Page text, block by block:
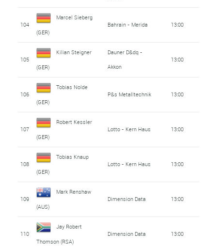
104
Marcel Sieberg
(GER)
Bahrain - Merida 13:00
105
Kilian Steigner
(GER)
Dauner D&dq -
Akkon
13:00
106
Tobias Nolde
(GER)
P&s Metalltechnik 13:00
107
Robert Kessler
(GER)
Lotto - Kern Haus 13:00
108
Tobias Knaup
(GER)
Lotto - Kern Haus 13:00
109
Mark Renshaw
(AUS)
Dimension Data 13:00
110
Jay Robert
Thomson (RSA)
Dimension Data 13:00